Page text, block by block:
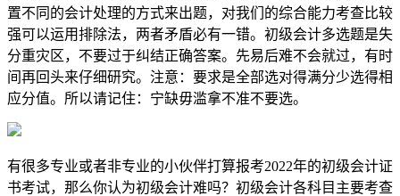
置不同的会计处理的方式来出题，对我们的综合能力考查比较
强可以运用排除法，两者矛盾必有一错。初级会计多选题是失
分重灾区，不要过于纠结正确答案。先易后难不会就过，有时
间再回头来仔细研究。注意：要求是全部选对得满分少选得相
应分值。所以请记住：宁缺毋滥拿不准不要选。
有很多专业或者非专业的小伙伴打算报考2022年的初级会计证
书考试，那么你认为初级会计难吗？初级会计各科目主要考查